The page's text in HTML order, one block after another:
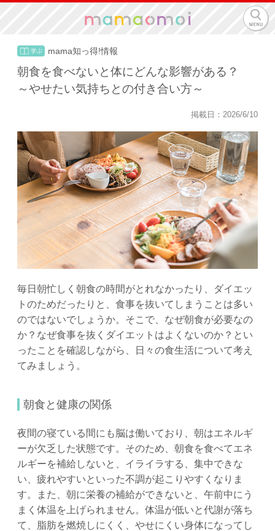
mama知っ得!情報
朝食を食べないと体にどんな影響がある？
～やせたい気持ちとの付き合い方～
掲載日：2026/6/10
毎日朝忙しく朝食の時間がとれなかったり、ダイエッ
トのためだったりと、食事を抜いてしまうことは多い
のではないでしょうか。そこで、なぜ朝食が必要なの
か？なぜ食事を抜くダイエットはよくないのか？とい
ったことを確認しながら、日々の食生活について考え
てみましょう。
朝食と健康の関係
夜間の寝ている間にも脳は働いており、朝はエネルギ
ーが欠乏した状態です。そのため、朝食を食べてエネ
ルギーを補給しないと、イライラする、集中できな
い、疲れやすいといった不調が起こりやすくなりま
す。また、朝に栄養の補給ができないと、午前中にう
まく体温を上げられません。体温が低いと代謝が落ち
て、脂肪を燃焼しにくく、やせにくい身体になってし